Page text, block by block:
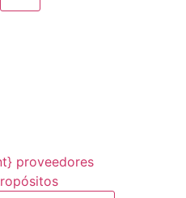
proveedores